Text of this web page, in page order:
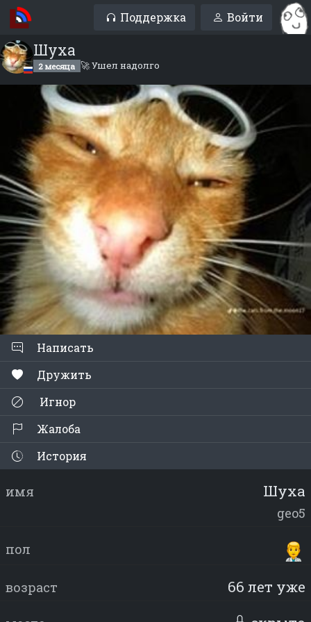
Поддержка Войти
Шуха
2 месяца 🚀 Ушел надолго
Написать
Дружить
Игнор
Жалоба
История
имя Шуха
geo5
пол
возраст 66 лет уже